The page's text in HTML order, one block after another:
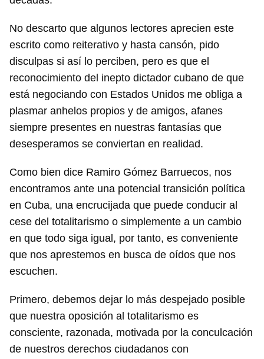
No descarto que algunos lectores aprecien este
escrito como reiterativo y hasta cansón, pido
disculpas si así lo perciben, pero es que el
reconocimiento del inepto dictador cubano de que
está negociando con Estados Unidos me obliga a
plasmar anhelos propios y de amigos, afanes
siempre presentes en nuestras fantasías que
desesperamos se conviertan en realidad.
Como bien dice Ramiro Gómez Barruecos, nos
encontramos ante una potencial transición política
en Cuba, una encrucijada que puede conducir al
cese del totalitarismo o simplemente a un cambio
en que todo siga igual, por tanto, es conveniente
que nos aprestemos en busca de oídos que nos
escuchen.
Primero, debemos dejar lo más despejado posible
que nuestra oposición al totalitarismo es
consciente, razonada, motivada por la conculcación
de nuestros derechos ciudadanos con